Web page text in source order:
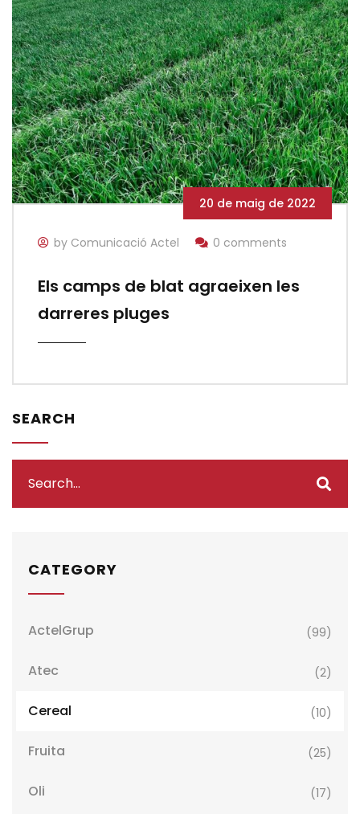
20 de maig de 2022
by Comunicació Actel 0 comments
Els camps de blat agraeixen les
darreres pluges
SEARCH
CATEGORY
ActelGrup (99)
Atec (2)
Cereal (10)
Fruita (25)
Oli (17)